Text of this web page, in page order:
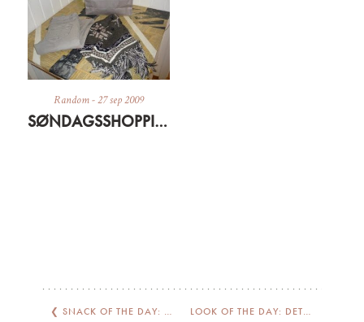
Random-27 sep 2009
SØNDAGSSHOPPING FORTSAT
❮ SNACK OF THE DAY: PERFECT SANDWICH LOOK OF THE DAY: DETAILS